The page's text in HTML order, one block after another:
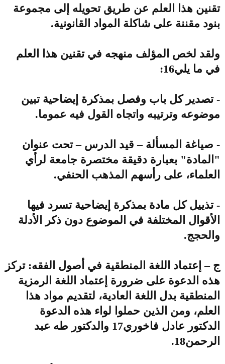
تقنين هذا العلم عن طريق تحويله إلى مجموعة
بنود مقننة على شاكلة المواد القانونية.
ولقد لخص المؤلف منهجه في تقنين هذا العلم
في ما يلي16:
- تصدير كل باب وفصل بمذكرة إيضاحية تبين
موضوعه وترتيبه واتجاه القول فيه عموما.
- صياغة المسألة – قيد الدرس – تحت عنوان
"المادة" بعبارة دقيقة مختصرة جامعة لرأي
العلماء، على رأسهم المذهب الحنفي.
- تذييل كل مادة بمذكرة إيضاحية تسرد فيها
الأقوال المختلفة في الموضوع دون ذكر الأدلة
والحجج.
ج – إعتماد اللغة المنطقية في أصول الفقه: تركز
هذه الدعوة على ضرورة إعتماد اللغة الرمزية
المنطقية بدل اللغة العادية، لتقديم مواد هذا
العلم، ومن الذين حملوا لواء هذه الدعوة
الدكتور عادل فاخوري17 والدكتور طه عبد
الرحمن18.